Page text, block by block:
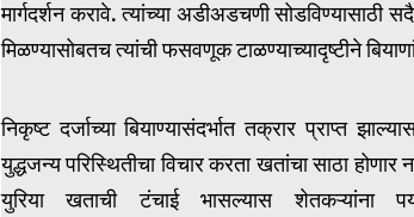
मार्गदर्शन करावे. त्यांच्या अडीअडचणी सोडविण्यासाठी
मिळण्यासोबतच त्यांची फसवणूक टाळण्याच्यादृष्टीने
निकृष्ट दर्जाच्या बियाण्यासंदर्भात तक्रार प्राप्त
युद्धजन्य परिस्थितीचा विचार करता खतांचा साठा होणार
युरिया खताची टंचाई भासल्यास शेतकऱ्यांना